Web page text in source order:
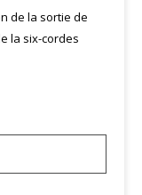
de la sortie de
la six-cordes